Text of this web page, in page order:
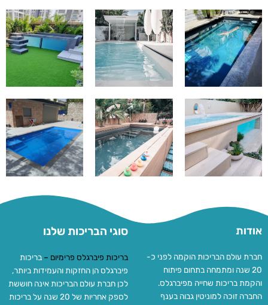
אודות
חברת עולם הבריכות הוקמה לפני כ-
20 שנה ומתמחה בתחום פיתוח
והקמת בריכות שחייה מפיברגלס.
החברה זוכה למוניטין גבוה בענף
סוגי הבריכות שלנו
בריכות פיברגלס פרימיום – בריכות
פיברגלס הן החזקות והעמידות ביותר,
לכן חברת עולם הבריכות אינה חוששת
לספק אחריות של 20 שנה על בריכות